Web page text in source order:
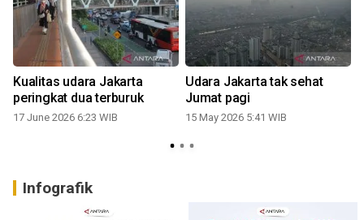
Kualitas udara Jakarta
peringkat dua terburuk
17 June 2026 6:23 WIB
Udara Jakarta tak sehat
Jumat pagi
15 May 2026 5:41 WIB
Infografik